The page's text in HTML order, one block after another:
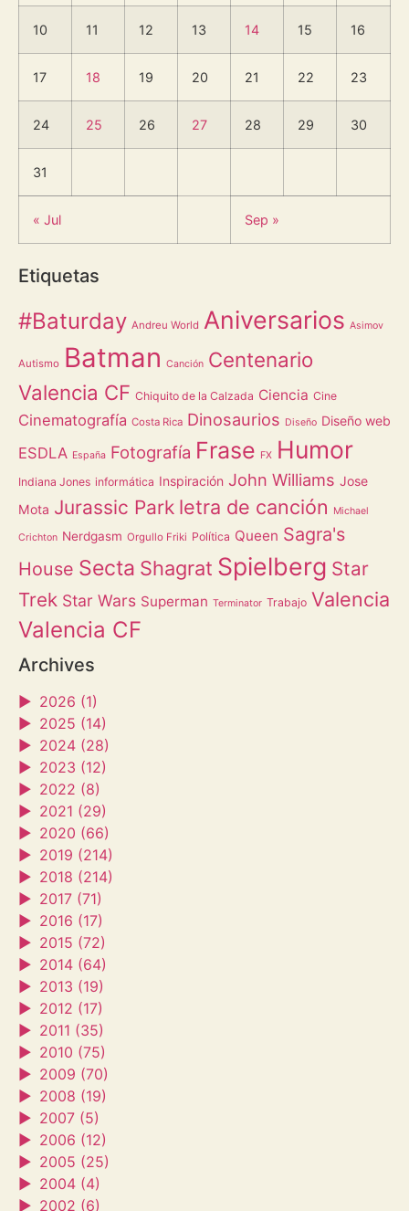
10 11 12 13 14 15 16
17 18 19 20 21 22 23
24 25 26 27 28 29 30
31
« Jul Sep »
Etiquetas
#Baturday Andreu World Aniversarios Asimov
Autismo Batman Canción Centenario
Valencia CF Chiquito de la Calzada Ciencia Cine
Cinematografía Costa Rica Dinosaurios Diseño Diseño web
ESDLA España Fotografía Frase FX Humor
Indiana Jones informática Inspiración John Williams Jose
Mota Jurassic Park letra de canción Michael
Crichton Nerdgasm Orgullo Friki Política Queen Sagra's
House Secta Shagrat Spielberg Star
Trek Star Wars Superman Terminator Trabajo Valencia
Valencia CF
Archives
► 2026 (1)
► 2025 (14)
► 2024 (28)
► 2023 (12)
► 2022 (8)
► 2021 (29)
► 2020 (66)
► 2019 (214)
► 2018 (214)
► 2017 (71)
► 2016 (17)
► 2015 (72)
► 2014 (64)
► 2013 (19)
► 2012 (17)
► 2011 (35)
► 2010 (75)
► 2009 (70)
► 2008 (19)
► 2007 (5)
► 2006 (12)
► 2005 (25)
► 2004 (4)
► 2002 (6)